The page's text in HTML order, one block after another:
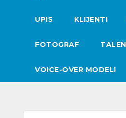
UPIS KLIJENTI
FOTOGRAF
VOICE-OVER MODELI